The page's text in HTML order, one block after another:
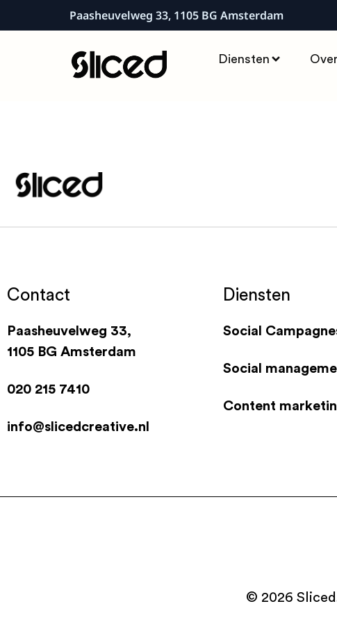
Paasheuvelweg 33, 1105 BG Amsterdam
Diensten
Contact
Paasheuvelweg 33,
1105 BG Amsterdam
020 215 7410
info@slicedcreative.nl
Diensten
Social
Social
Content
© 2026